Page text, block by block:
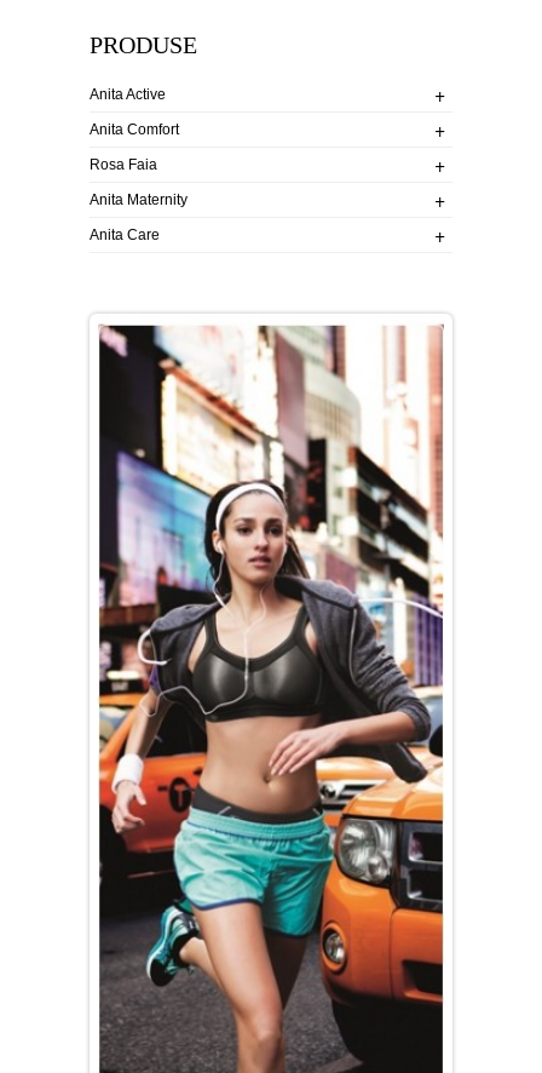
PRODUSE
Anita Active +
+
Anita Comfort +
+
Rosa Faia +
+
Anita Maternity +
+
Anita Care +
+